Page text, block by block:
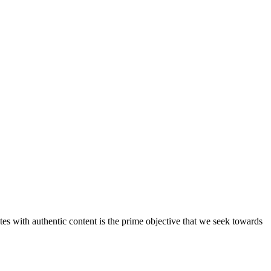
with authentic content is the prime objective that we seek towards